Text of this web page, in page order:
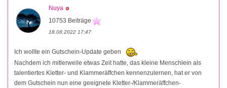
Nuya
10753 Beiträge
18.08.2022 17:47
Ich wollte ein Gutschein-Update geben
Nachdem ich mitlerweile etwas Zeit hatte, das kleine Menschlein als
talentiertes Kletter- und Klammeräffchen kennenzulernen, hat er von
dem Gutschein nun eine geeignete Kletter-/Klammeräffchen-